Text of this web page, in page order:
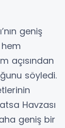
geniş
açısından
söyledi.
Havzası
geniş bir